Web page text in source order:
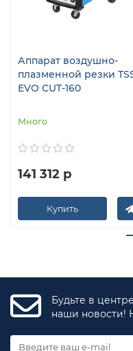
Аппарат воздушно-
плазменной резки
EVO CUT-160
Много
141 312 р
Купить
Будьте в
наши новости!